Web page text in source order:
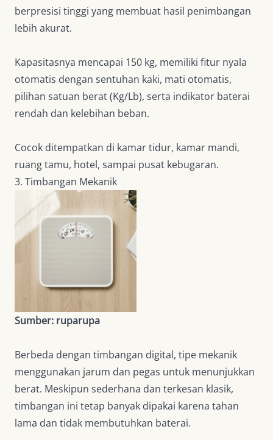
berpresisi tinggi yang membuat hasil penimbangan
lebih akurat.
Kapasitasnya mencapai 150 kg, memiliki fitur nyala
otomatis dengan sentuhan kaki, mati otomatis,
pilihan satuan berat (Kg/Lb), serta indikator baterai
rendah dan kelebihan beban.
Cocok ditempatkan di kamar tidur, kamar mandi,
ruang tamu, hotel, sampai pusat kebugaran.
3. Timbangan Mekanik
Sumber: ruparupa
Berbeda dengan timbangan digital, tipe mekanik
menggunakan jarum dan pegas untuk menunjukkan
berat. Meskipun sederhana dan terkesan klasik,
timbangan ini tetap banyak dipakai karena tahan
lama dan tidak membutuhkan baterai.